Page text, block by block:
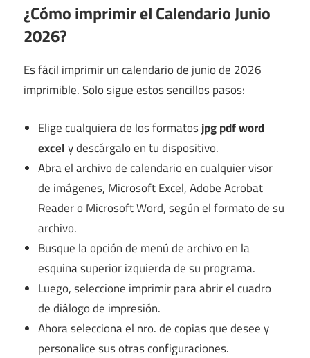
¿Cómo imprimir el Calendario Junio ​​
2026?
Es fácil imprimir un calendario de junio de 2026
imprimible. Solo sigue estos sencillos pasos:
Elige cualquiera de los formatosjpg pdf word
excely descárgalo en tu dispositivo.
Abra el archivo de calendario en cualquier visor
de imágenes, Microsoft Excel, Adobe Acrobat
Reader o Microsoft Word, según el formato de su
archivo.
Busque la opción de menú de archivo en la
esquina superior izquierda de su programa.
Luego, seleccione imprimir para abrir el cuadro
de diálogo de impresión.
Ahora selecciona el nro. de copias que desee y
personalice sus otras configuraciones.